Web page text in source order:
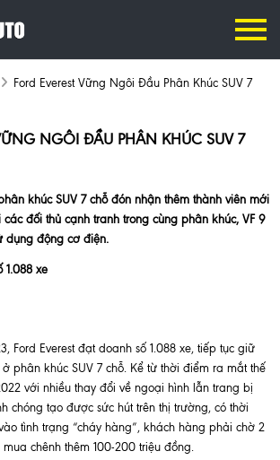
Ford Everest Vững Ngôi Đầu Phân Khúc SUV 7
NGÔI ĐẦU PHÂN KHÚC SUV 7
khúc SUV 7 chỗ đón nhận thêm thành viên mới
các đối thủ cạnh tranh trong cùng phân khúc, VF 9
dụng động cơ điện.
1.088 xe
Ford Everest đạt doanh số 1.088 xe, tiếp tục giữ
phân khúc SUV 7 chỗ. Kể từ thời điểm ra mắt thế
với nhiều thay đổi về ngoại hình lẫn trang bị
chóng tạo được sức hút trên thị trường, có thời
tình trạng “cháy hàng”, khách hàng phải chờ 2
chênh thêm 100-200 triệu đồng.